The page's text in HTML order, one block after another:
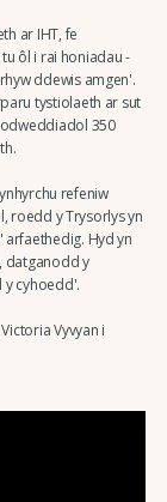
ar IHT, fe
ôl i rai honiadau -
ddewis amgen'.
tystiolaeth ar sut
350
refeniw
roedd y Trysorlys yn
Hyd yn
datganodd y
cyhoedd'.
Vyvyan i